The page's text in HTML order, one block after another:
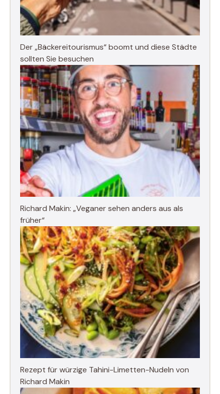
Der „Bäckereitourismus“ boomt und diese Städte
sollten Sie besuchen
Richard Makin: „Veganer sehen anders aus als
früher“
Rezept für würzige Tahini-Limetten-Nudeln von
Richard Makin